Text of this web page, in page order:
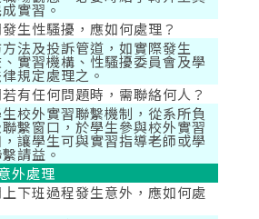
實習。
生性騷擾，應如何處理？
法及投訴管道，如實際發生
實習機構、性騷擾委員會及學
規定處理之。
有任何問題時，需聯絡何人？
校外實習聯繫機制，從系所負
繫窗口，於學生參與校外實習
讓學生可與實習指導老師或學
請益。
外處理
下班過程發生意外，應如何處